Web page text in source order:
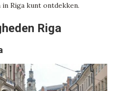
Riga kunt ontdekken.
Riga